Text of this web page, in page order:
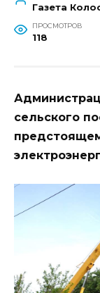
Газета
ПРОСМОТРОВ
118
сельского